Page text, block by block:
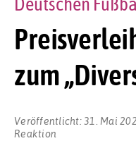
zum
Veröffentlicht:31. Mai
Reaktion